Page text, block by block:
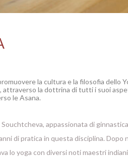
la cultura e la filosofia dello
attraverso la dottrina di tutti i suoi
le Asana.
appassionata di
di pratica in questa disciplina. Dopo
lo yoga con diversi noti maestri